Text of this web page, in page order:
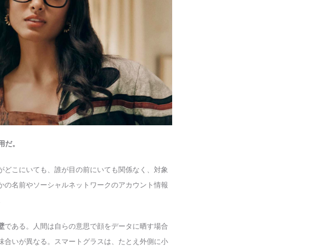
。
こにいても、誰が目の前にいても関係なく、対象
名前やソーシャルネットワークのアカウント情報
である。人間は自らの意思で顔をデータに晒す場合
いが異なる。スマートグラスは、たとえ外側に小